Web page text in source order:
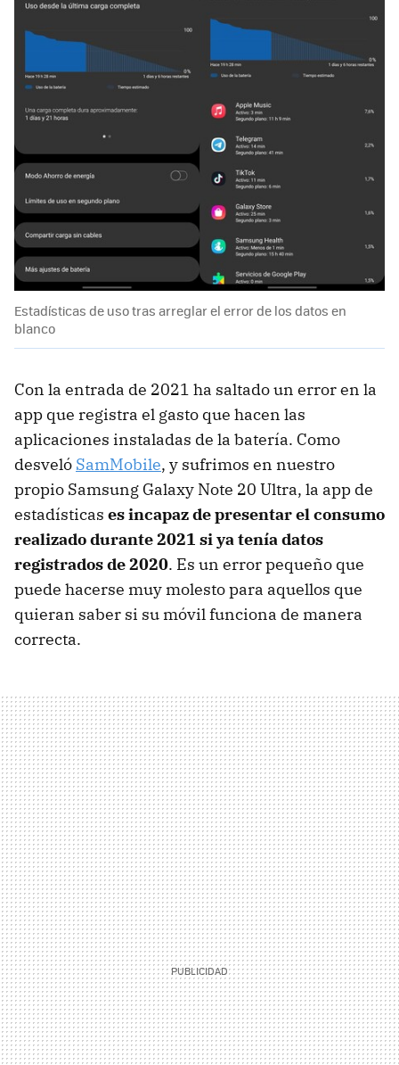
Estadísticas de uso tras arreglar el error de los datos en
blanco
Con la entrada de 2021 ha saltado un error en la
app que registra el gasto que hacen las
aplicaciones instaladas de la batería. Como
desveló SamMobile, y sufrimos en nuestro
propio Samsung Galaxy Note 20 Ultra, la app de
estadísticas es incapaz de presentar el consumo
realizado durante 2021 si ya tenía datos
registrados de 2020. Es un error pequeño que
puede hacerse muy molesto para aquellos que
quieran saber si su móvil funciona de manera
correcta.